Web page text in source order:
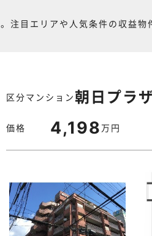
注目エリアや人気条件の収益
区分マンション朝日プラ
価格 4,198 万円